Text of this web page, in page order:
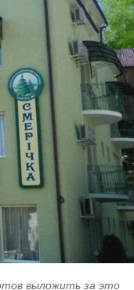
выложить за это